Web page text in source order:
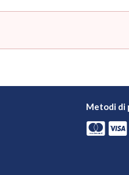
Metodi di